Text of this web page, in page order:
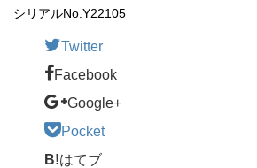
シリアルNo.Y22105
Twitter
Facebook
Google+
Pocket
B!はてブ